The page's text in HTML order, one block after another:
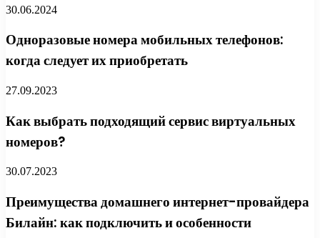
30.06.2024
Одноразовые номера мобильных телефонов:
когда следует их приобретать
27.09.2023
Как выбрать подходящий сервис виртуальных
номеров?
30.07.2023
Преимущества домашнего интернет-провайдера
Билайн: как подключить и особенности